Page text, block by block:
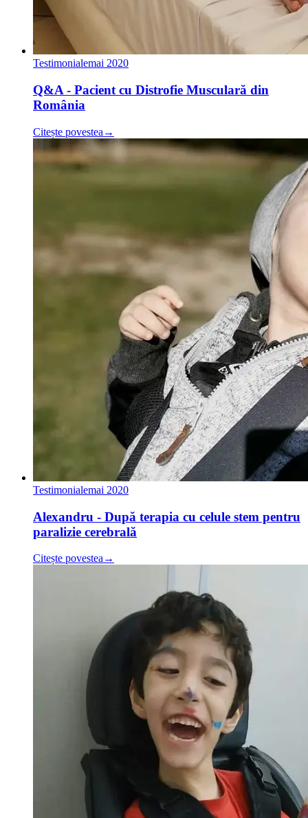
Testimonialemai 2020
Q&A - Pacient cu Distrofie Musculară din
România
Citește povestea →
Testimonialemai 2020
Alexandru - După terapia cu celule stem pentru
paralizie cerebrală
Citește povestea →